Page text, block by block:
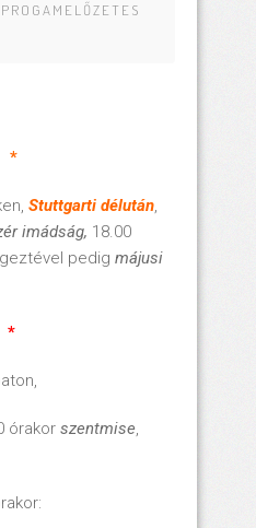
PROGAMELŐZETES
*
Stuttgarti délután,
imádság, 18.00
pedig májusi
*
órakor szentmise,